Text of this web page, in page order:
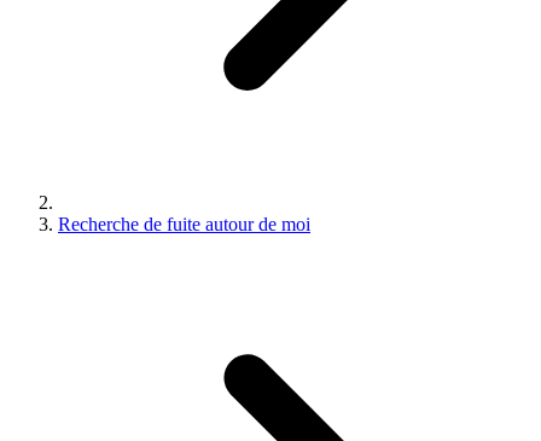
Recherche de fuite autour de moi